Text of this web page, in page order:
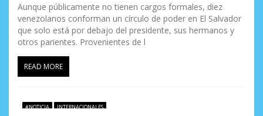
Aunque públicamente no tienen cargos formales, diez
venezolanos conforman un círculo de poder en El Salvador
que solo está por debajo del presidente, sus hermanos y
otros parientes. Provenientes de l
READ MORE
#NOTICIA INTERNACIONALES